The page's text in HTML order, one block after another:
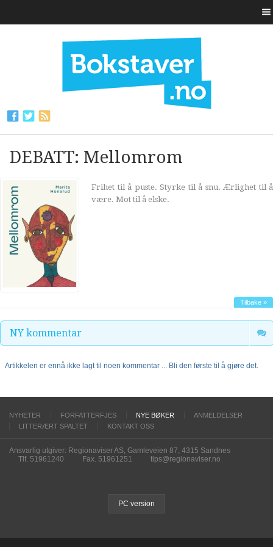
DEBATT: Mellomrom
Frihet til å puste. Styrke til å snu. Ærlighet til å
være. Mot til å elske.
Tilbake »
NY kommentar
Artikkelen er ennå ikke lagt til noen kommentar ... Bli den første til å gjøre det.
NYHETER FORFATTERFJES NYE BØKER
ANMELDELSER
LITTERÆRT SPALTET
KONTAKT OSS
Ansvarlig utgiver: Regionaviser AS, Gamleveien 87, 4315 Sandnes
Tlf. 51961240
Fax. 51961251 tips@regionaviser.no
PC version